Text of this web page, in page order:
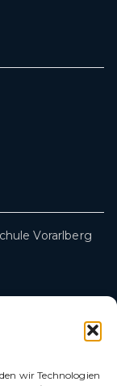
wir Technologien
Vorarlberg